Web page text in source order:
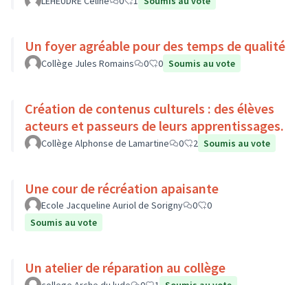
Un foyer agréable pour des temps de qualité
Collège Jules Romains 0 0 Soumis au vote
Création de contenus culturels : des élèves
acteurs et passeurs de leurs apprentissages.
Collège Alphonse de Lamartine 0 2 Soumis au vote
Une cour de récréation apaisante
Ecole Jacqueline Auriol de Sorigny 0
0
Soumis au vote
Un atelier de réparation au collège